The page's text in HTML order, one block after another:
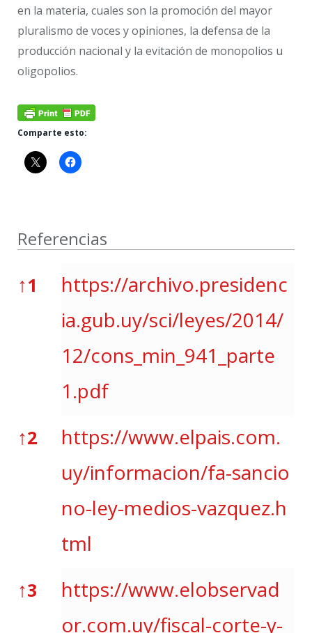
en la materia, cuales son la promoción del mayor
pluralismo de voces y opiniones, la defensa de la
producción nacional y la evitación de monopolios u
oligopolios.
Comparte esto:
Referencias
↑1
https://archivo.presidenc
ia.gub.uy/sci/leyes/2014/
12/cons_min_941_parte
1.pdf
↑2
https://www.elpais.com.
uy/informacion/fa-sancio
no-ley-medios-vazquez.h
tml
↑3
https://www.elobservad
or.com.uy/fiscal-corte-y-